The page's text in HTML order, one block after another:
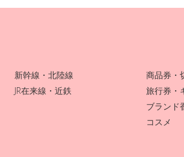
新幹線・北陸線
JR在来線・近鉄
商品券・
旅行券・
ブランド
コスメ